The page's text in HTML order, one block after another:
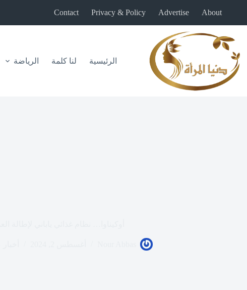
المحتوى
About
Advertise
Privacy & Policy
Contact
الرئيسية لنا كلمة الرياضة